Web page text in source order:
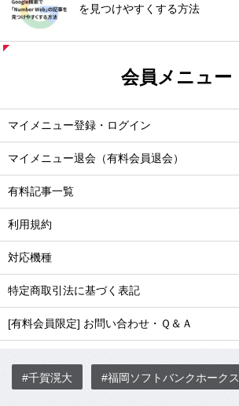
を見つけやすくする方法
会員メニュー
マイメニュー登録・ログイン
マイメニュー退会（有料会員退会）
有料記事一覧
利用規約
対応機種
特定商取引法に基づく表記
[有料会員限定] お問い合わせ・Ｑ＆Ａ
#千賀滉大 #福岡ソフトバンクホークス